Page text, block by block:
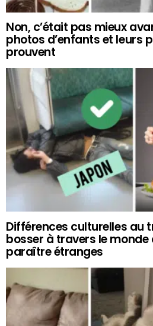
Non, c’était pas mieux
photos d’enfants et leurs
prouvent
Différences culturelles au
bosser à travers le monde
paraître étranges